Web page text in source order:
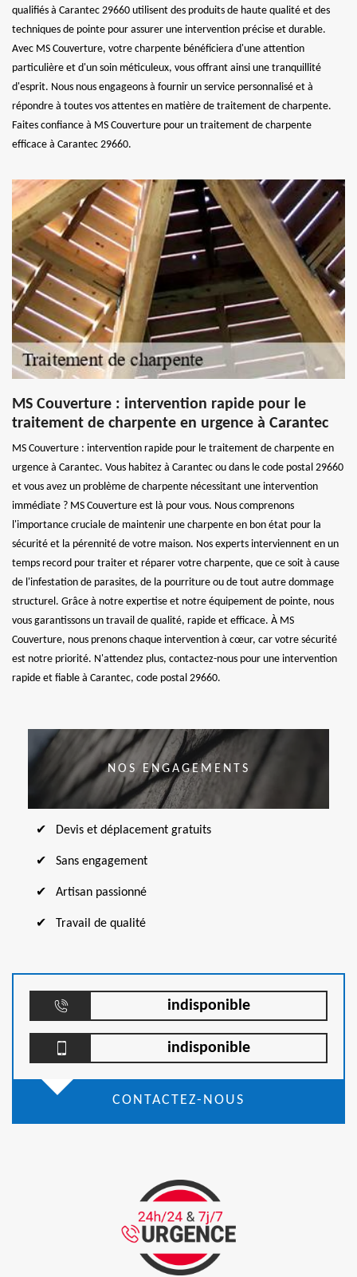
qualifiés à Carantec 29660 utilisent des produits de haute qualité et des
techniques de pointe pour assurer une intervention précise et durable.
Avec MS Couverture, votre charpente bénéficiera d'une attention
particulière et d'un soin méticuleux, vous offrant ainsi une tranquillité
d'esprit. Nous nous engageons à fournir un service personnalisé et à
répondre à toutes vos attentes en matière de traitement de charpente.
Faites confiance à MS Couverture pour un traitement de charpente
efficace à Carantec 29660.
MS Couverture : intervention rapide pour le
traitement de charpente en urgence à Carantec
MS Couverture : intervention rapide pour le traitement de charpente en
urgence à Carantec. Vous habitez à Carantec ou dans le code postal 29660
et vous avez un problème de charpente nécessitant une intervention
immédiate ? MS Couverture est là pour vous. Nous comprenons
l'importance cruciale de maintenir une charpente en bon état pour la
sécurité et la pérennité de votre maison. Nos experts interviennent en un
temps record pour traiter et réparer votre charpente, que ce soit à cause
de l'infestation de parasites, de la pourriture ou de tout autre dommage
structurel. Grâce à notre expertise et notre équipement de pointe, nous
vous garantissons un travail de qualité, rapide et efficace. À MS
Couverture, nous prenons chaque intervention à cœur, car votre sécurité
est notre priorité. N'attendez plus, contactez-nous pour une intervention
rapide et fiable à Carantec, code postal 29660.
NOS ENGAGEMENTS
Devis et déplacement gratuits
Sans engagement
Artisan passionné
Travail de qualité
indisponible
indisponible
CONTACTEZ-NOUS